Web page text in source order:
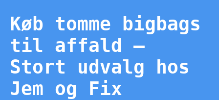
Køb tomme bigbags
til affald –
Stort udvalg hos
Jem og Fix